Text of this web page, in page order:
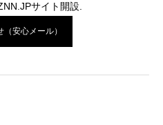
サイト開設.
安心メール）